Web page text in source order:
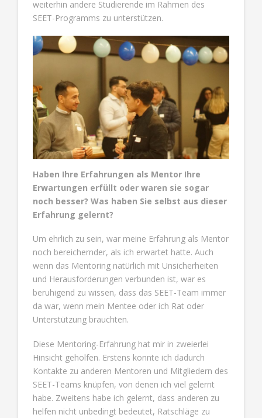
weiterhin andere Studierende im Rahmen des
SEET-Programms zu unterstützen.
Haben Ihre Erfahrungen als Mentor Ihre
Erwartungen erfüllt oder waren sie sogar
noch besser? Was haben Sie selbst aus dieser
Erfahrung gelernt?
Um ehrlich zu sein, war meine Erfahrung als Mentor
noch bereichernder, als ich erwartet hatte. Auch
wenn das Mentoring natürlich mit Unsicherheiten
und Herausforderungen verbunden ist, war es
beruhigend zu wissen, dass das SEET-Team immer
da war, wenn mein Mentee oder ich Rat oder
Unterstützung brauchten.
Diese Mentoring-Erfahrung hat mir in zweierlei
Hinsicht geholfen. Erstens konnte ich dadurch
Kontakte zu anderen Mentoren und Mitgliedern des
SEET-Teams knüpfen, von denen ich viel gelernt
habe. Zweitens habe ich gelernt, dass anderen zu
helfen nicht unbedingt bedeutet, Ratschläge zu